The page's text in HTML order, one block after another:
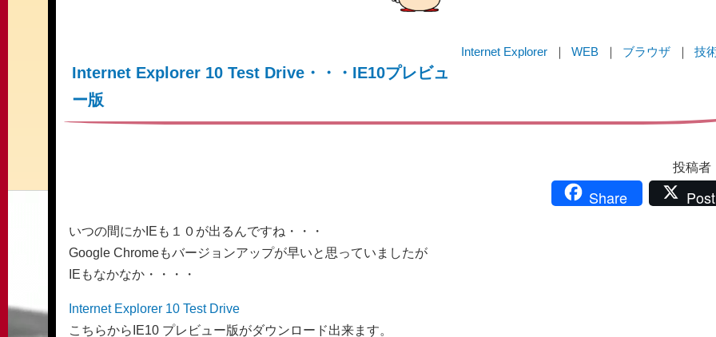
Internet Explorer WEB ブラウザ 技
Internet Explorer 10 Test Drive・・・IE10プレビュ
ー版
投稿者
Share Post
いつの間にかIEも１０が出るんですね・・・
Google Chromeもバージョンアップが早いと思っていましたが
IEもなかなか・・・・
Internet Explorer 10 Test Drive
こちらからIE10 プレビュー版がダウンロード出来ます。